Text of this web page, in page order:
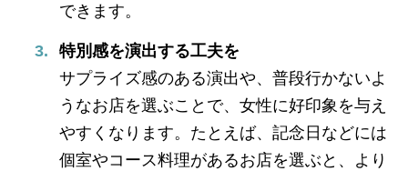
できます。
特別感を演出する工夫を
サプライズ感のある演出や、普段行かないよ
うなお店を選ぶことで、女性に好印象を与え
やすくなります。たとえば、記念日などには
個室やコース料理があるお店を選ぶと、より